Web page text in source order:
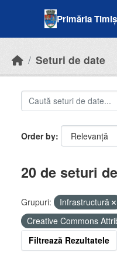
Primăria
Seturi de date
Order by
20 de seturi
Grupuri: Infrastructură
Creative Commons
Filtrează Rezultatele